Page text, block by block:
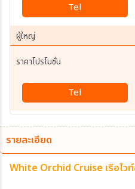
Tel
ผู้ใหญ่
ราคาโปรโมชั่น
Tel
รายละเอียด
White Orchid Cruise เรือไ